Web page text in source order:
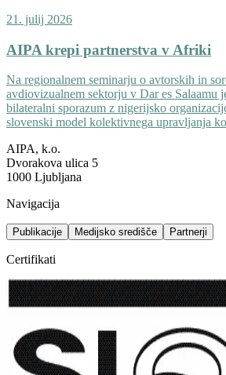
21. julij 2026
AIPA krepi partnerstva v Afriki
Na regionalnem seminarju o avtorskih in
avdiovizualnem sektorju v Dar es Salaamu
bilateralni sporazum z nigerijsko
slovenski model kolektivnega upravljanja
AIPA, k.o.
Dvorakova ulica 5
1000 Ljubljana
Navigacija
Publikacije Medijsko središče Partnerji
Certifikati